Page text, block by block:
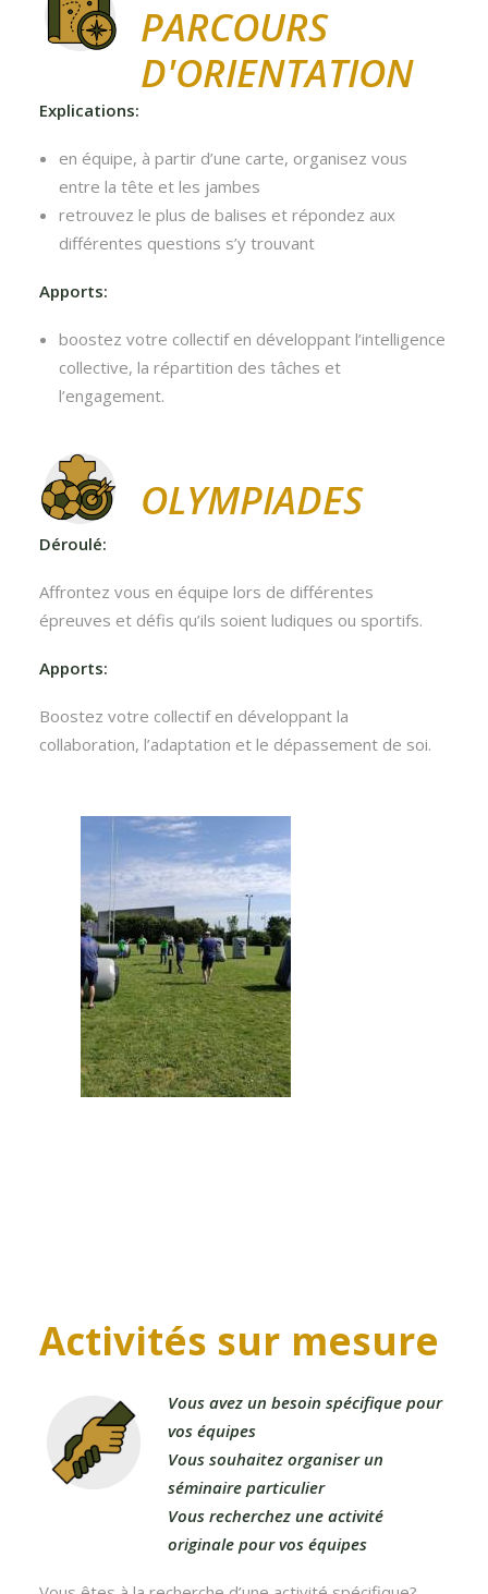
PARCOURS
D'ORIENTATION
Explications:
en équipe, à partir d’une carte, organisez vous
entre la tête et les jambes
retrouvez le plus de balises et répondez aux
différentes questions s’y trouvant
Apports:
boostez votre collectif en développant l’intelligence
collective, la répartition des tâches et
l’engagement.
OLYMPIADES
Déroulé:
Affrontez vous en équipe lors de différentes
épreuves et défis qu’ils soient ludiques ou sportifs.
Apports:
Boostez votre collectif en développant la
collaboration, l’adaptation et le dépassement de soi.
Activités sur mesure
Vous avez un besoin spécifique pour
vos équipes
Vous souhaitez organiser un
séminaire particulier
Vous recherchez une activité
originale pour vos équipes